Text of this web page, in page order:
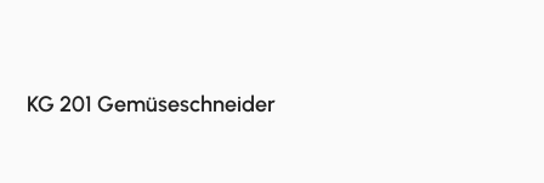
KG 201 Gemüseschneider